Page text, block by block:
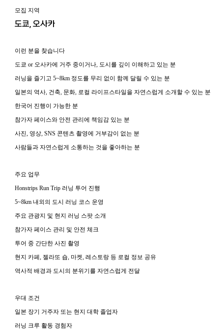
모집 지역
도쿄, 오사카
이런 분을 찾습니다
도쿄 or 오사카에 거주 중이거나, 도시를 깊이 이해하고 있는 분
러닝을 즐기고 5~8km 정도를 무리 없이 함께 달릴 수 있는 분
일본의 역사, 건축, 문화, 로컬 라이프스타일을 자연스럽게 소개할 수 있는 분
한국어 진행이 가능한 분
참가자 페이스와 안전 관리에 책임감 있는 분
사진, 영상, SNS 콘텐츠 촬영에 거부감이 없는 분
사람들과 자연스럽게 소통하는 것을 좋아하는 분
주요 업무
Honstrips Run Trip 러닝 투어 진행
5~8km 내외의 도시 러닝 코스 운영
주요 관광지 및 현지 러닝 스팟 소개
참가자 페이스 관리 및 안전 체크
투어 중 간단한 사진 촬영
현지 카페, 젤라또 숍, 마켓, 레스토랑 등 로컬 정보 공유
역사적 배경과 도시의 분위기를 자연스럽게 전달
우대 조건
일본 장기 거주자 또는 현지 대학 졸업자
러닝 크루 활동 경험자